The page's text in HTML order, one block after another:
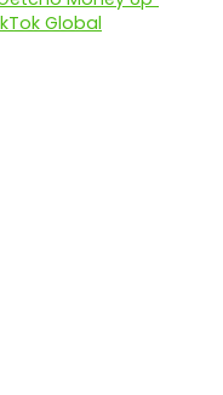
Global